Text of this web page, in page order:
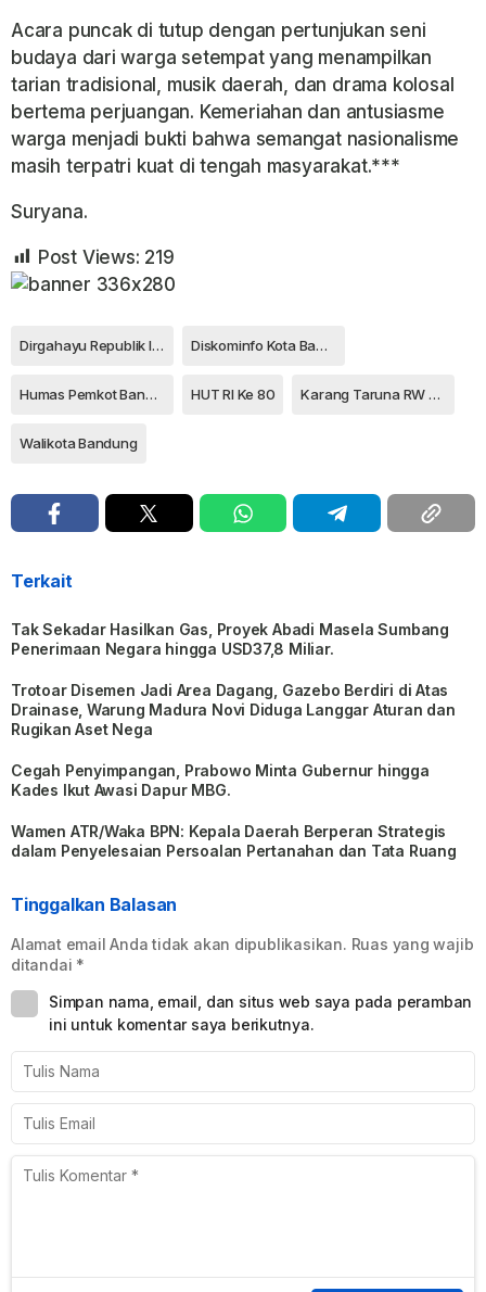
Acara puncak di tutup dengan pertunjukan seni
budaya dari warga setempat yang menampilkan
tarian tradisional, musik daerah, dan drama kolosal
bertema perjuangan. Kemeriahan dan antusiasme
warga menjadi bukti bahwa semangat nasionalisme
masih terpatri kuat di tengah masyarakat.***
Suryana.
Post Views: 219
Dirgahayu Republik Indonesia Ke 80 Diskominfo Kota Bandung
Humas Pemkot Bandung HUT RI Ke 80 Karang Taruna RW 015
Walikota Bandung
Terkait
Tak Sekadar Hasilkan Gas, Proyek Abadi Masela Sumbang
Penerimaan Negara hingga USD37,8 Miliar.
Trotoar Disemen Jadi Area Dagang, Gazebo Berdiri di Atas
Drainase, Warung Madura Novi Diduga Langgar Aturan dan
Rugikan Aset Nega
Cegah Penyimpangan, Prabowo Minta Gubernur hingga
Kades Ikut Awasi Dapur MBG.
Wamen ATR/Waka BPN: Kepala Daerah Berperan Strategis
dalam Penyelesaian Persoalan Pertanahan dan Tata Ruang
Tinggalkan Balasan
Alamat email Anda tidak akan dipublikasikan. Ruas yang wajib
ditandai *
Simpan nama, email, dan situs web saya pada peramban
ini untuk komentar saya berikutnya.